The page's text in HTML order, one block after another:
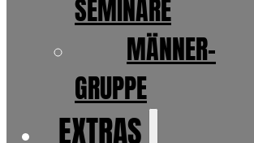
SEMINARE
MÄNNER-
GRUPPE
EXTRAS